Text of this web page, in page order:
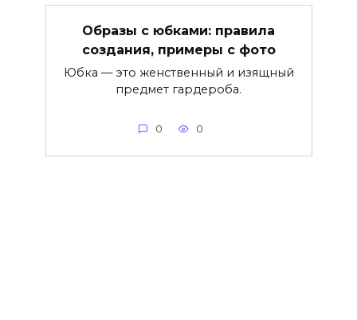
Образы с юбками: правила
создания, примеры с фото
Юбка — это женственный и изящный
предмет гардероба.
0 0